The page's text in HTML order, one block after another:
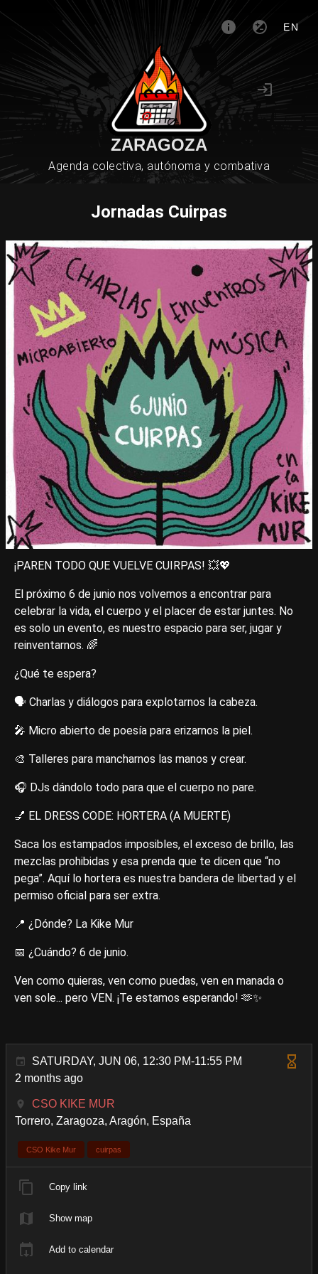
EN
ZARAGOZA
Agenda colectiva, autónoma y combativa
Jornadas Cuirpas
¡PAREN TODO QUE VUELVE CUIRPAS! 💥💖
​El próximo 6 de junio nos volvemos a encontrar para
celebrar la vida, el cuerpo y el placer de estar juntes. No
es solo un evento, es nuestro espacio para ser, jugar y
reinventarnos. 🌈
​¿Qué te espera?
🗣️ Charlas y diálogos para explotarnos la cabeza.
🎤 Micro abierto de poesía para erizarnos la piel.
🎨 Talleres para mancharnos las manos y crear.
🎧 DJs dándolo todo para que el cuerpo no pare.
​💅 EL DRESS CODE: HORTERA (A MUERTE)
Saca los estampados imposibles, el exceso de brillo, las
mezclas prohibidas y esa prenda que te dicen que “no
pega”. Aquí lo hortera es nuestra bandera de libertad y el
permiso oficial para ser extra.
​📍 ¿Dónde? La Kike Mur
📅 ¿Cuándo? 6 de junio.
​Ven como quieras, ven como puedas, ven en manada o
ven sole... pero VEN. ¡Te estamos esperando! 🫶✨
SATURDAY, JUN 06, 12:30 PM-11:55 PM
2 months ago
CSO KIKE MUR
Torrero, Zaragoza, Aragón, España
CSO Kike Mur cuirpas
Copy link
Show map
Add to calendar